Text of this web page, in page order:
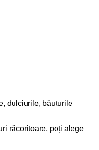
dulciurile, băuturile
răcoritoare, poți alege